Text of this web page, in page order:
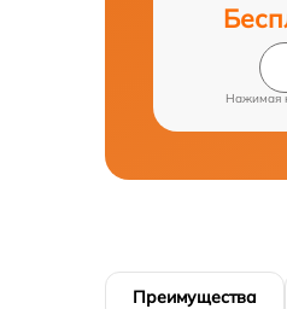
Нажимая
Преимущества